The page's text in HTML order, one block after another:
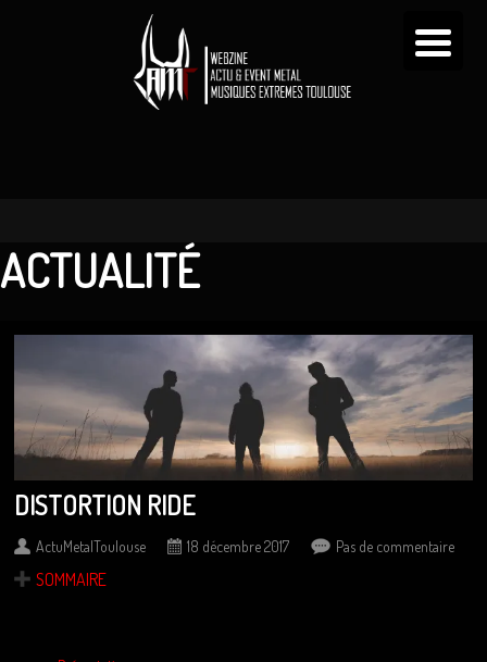
ACTUALITÉ
DISTORTION RIDE
ActuMetalToulouse 18 décembre 2017 Pas de commentaire
SOMMAIRE